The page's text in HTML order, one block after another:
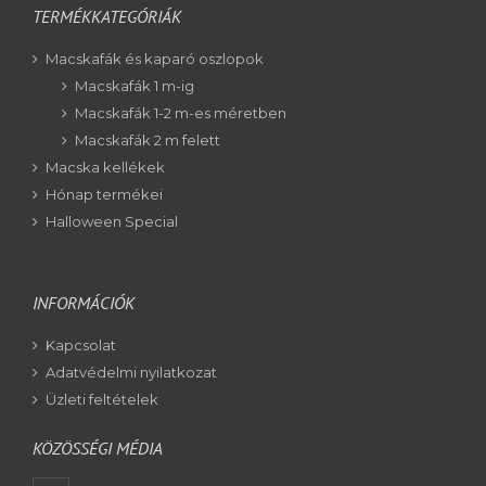
TERMÉKKATEGÓRIÁK
Macskafák és kaparó oszlopok
Macskafák 1 m-ig
Macskafák 1-2 m-es méretben
Macskafák 2 m felett
Macska kellékek
Hónap termékei
Halloween Special
INFORMÁCIÓK
Kapcsolat
Adatvédelmi nyilatkozat
Üzleti feltételek
KÖZÖSSÉGI MÉDIA